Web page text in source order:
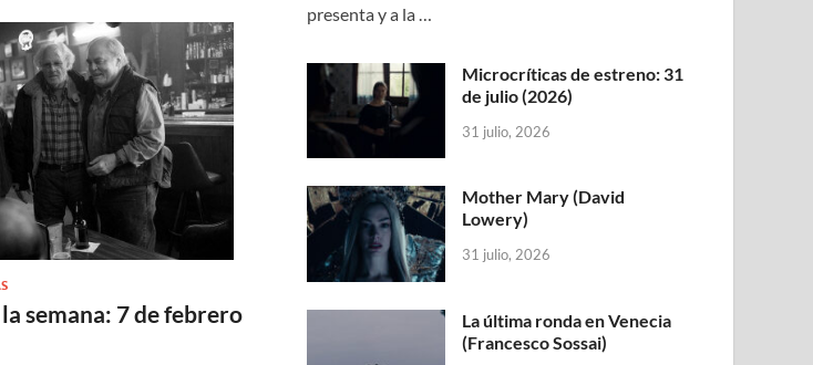
semana: 7 de febrero
presenta y a la …
Microcríticas de estreno: 31
de julio (2026)
31 julio, 2026
Mother Mary (David
Lowery)
31 julio, 2026
La última ronda en Venecia
(Francesco Sossai)